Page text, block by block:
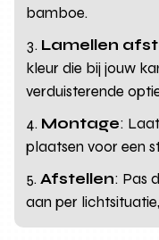
bamboe.
Lamellen
kleur die bij jouw
verduisterende
Montage:
plaatsen voor een
Afstellen: Pas
aan per